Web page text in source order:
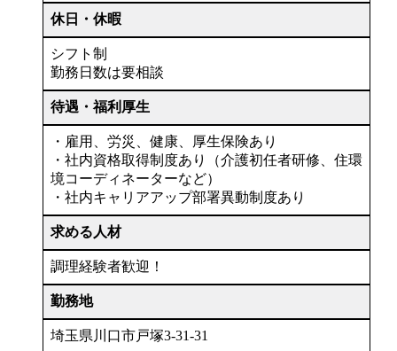
休日・休暇
シフト制
勤務日数は要相談
待遇・福利厚生
・雇用、労災、健康、厚生保険あり
・社内資格取得制度あり（介護初任者研修、住環
境コーディネーターなど）
・社内キャリアアップ部署異動制度あり
求める人材
調理経験者歓迎！
勤務地
埼玉県川口市戸塚3-31-31